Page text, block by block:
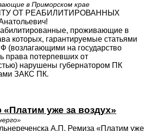
в Приморском крае
ОТ РЕАБИЛИТИРОВАННЫХ
проживающие в
которых, гарантируемые статьями
(возлагающими на государство
права потерпевших от
нарушены губернатором ПК
ЗАКС ПК.
уже за воздух»
А.П. Ремиза «Платим уже